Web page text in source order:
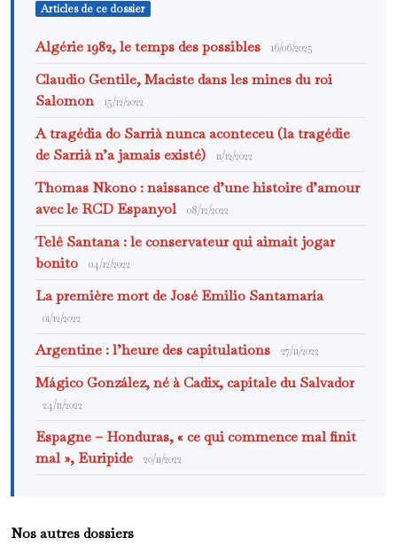
Articles de ce dossier
Algérie 1982, le temps des possibles 16/06/2025
Claudio Gentile, Maciste dans les mines du roi
Salomon
15/12/2022
A tragédia do Sarrià nunca aconteceu (la tragédie
de Sarrià n’a jamais existé)
11/12/2022
Thomas Nkono : naissance d’une histoire d’amour
avec le RCD Espanyol
08/12/2022
Telê Santana : le conservateur qui aimait jogar
bonito
04/12/2022
La première mort de José Emilio Santamaría
01/12/2022
Argentine : l’heure des capitulations 27/11/2022
Mágico González, né à Cadix, capitale du Salvador
24/11/2022
Espagne – Honduras, « ce qui commence mal finit
mal », Euripide
20/11/2022
Nos autres dossiers